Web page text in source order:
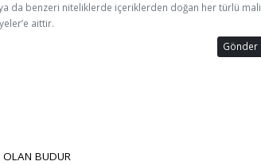
da benzeri niteliklerde içeriklerden doğan her türlü mali,
aittir.
Gönder
OLAN BUDUR